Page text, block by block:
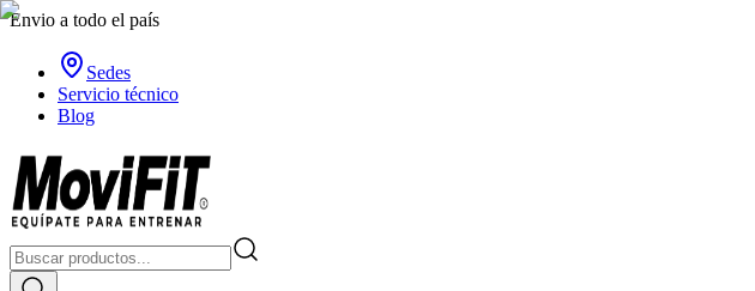
Envio a todo el país
Sedes
Servicio técnico
Blog